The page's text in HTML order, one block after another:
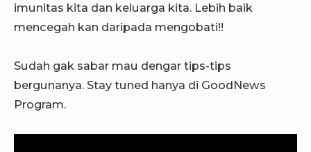
imunitas kita dan keluarga kita. Lebih baik
mencegah kan daripada mengobati!!
Sudah gak sabar mau dengar tips-tips
bergunanya. Stay tuned hanya di GoodNews
Program.